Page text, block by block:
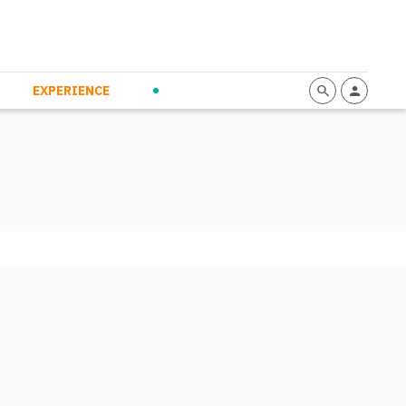
EXPERIENCE